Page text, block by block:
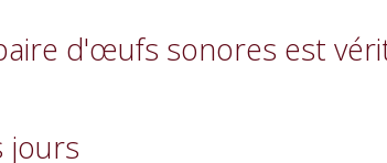
d'œufs sonores est
jours